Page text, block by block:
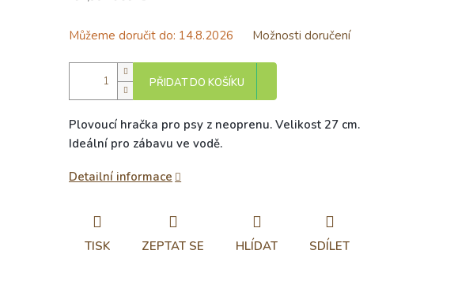
cena:
Můžeme doručit do: 14.8.2026 Možnosti doručení
PŘIDAT DO KOŠÍKU
Plovoucí hračka pro psy z neoprenu. Velikost 27 cm.
Ideální pro zábavu ve vodě.
Detailní informace
TISK ZEPTAT SE HLÍDAT SDÍLET